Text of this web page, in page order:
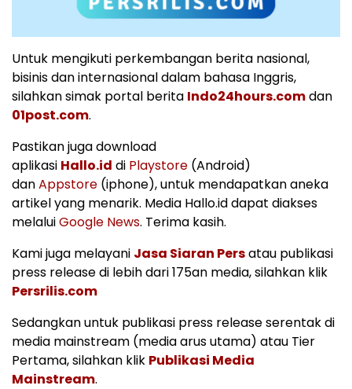
Untuk mengikuti perkembangan berita nasional,
bisinis dan internasional dalam bahasa Inggris,
silahkan simak portal berita Indo24hours.comdan
01post.com.
Pastikan juga download
aplikasi Hallo.id di Playstore (Android)
danAppstore (iphone), untuk mendapatkan aneka
artikel yang menarik. Media Hallo.id dapat diakses
melaluiGoogle News. Terima kasih.
Kami juga melayani Jasa Siaran Persatau publikasi
press release di lebih dari 175an media, silahkan klik
Persrilis.com
Sedangkan untuk publikasi press release serentak di
media mainstream (media arus utama) atau Tier
Pertama, silahkan klik Publikasi Media
Mainstream.